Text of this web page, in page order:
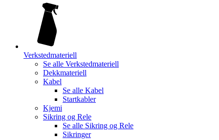
Verkstedmateriell
Se alle Verkstedmateriell
Dekkmateriell
Kabel
Se alle Kabel
Startkabler
Kjemi
Sikring og Rele
Se alle Sikring og Rele
Sikringer